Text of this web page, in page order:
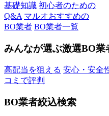
基礎知識 初心者のための
Q&A マルオおすすめの
BO業者 BO業者一覧
みんなが選ぶ激選BO業
高配当を狙える 安心・安全
コミで評判
BO業者絞込検索